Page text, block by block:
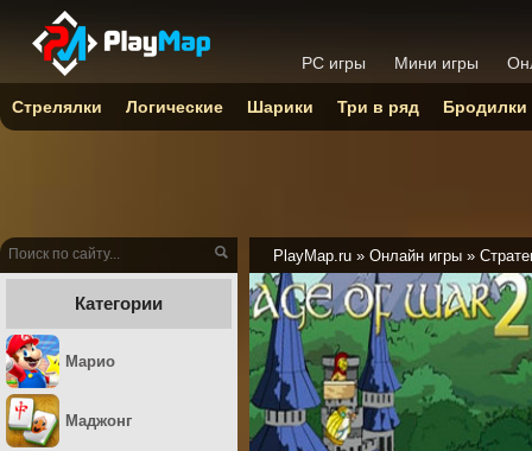
PlayMap.ru » Онлайн игры »
Категории
Марио
Маджонг
PC игры Мини игры
Стрелялки Логические Шарики Три в ряд Бродилки